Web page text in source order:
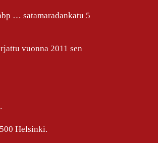
… satamaradankatu 5
vuonna 2011 sen
Helsinki.